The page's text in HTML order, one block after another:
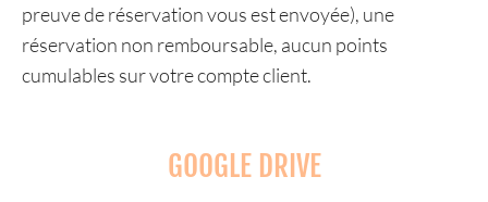
preuve de réservation vous est envoyée), une
réservation non remboursable, aucun points
cumulables sur votre compte client.
GOOGLE DRIVE